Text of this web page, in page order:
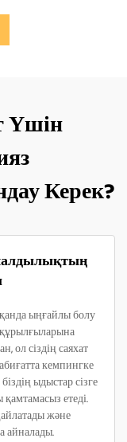
Үшін
Керек?
ыңғайлы болу
ол сіздің саяхат
кемпингке
ыдыстар сізге
етеді.
және
айналады.